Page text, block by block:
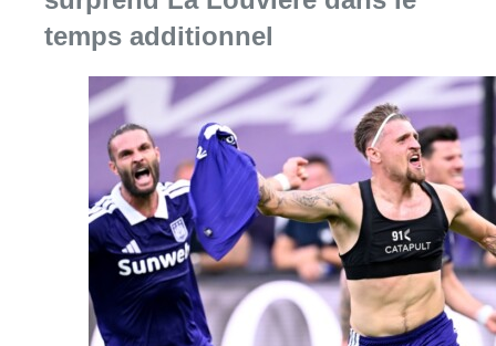
10 août 2026Consulter l'article "Jupiler Pro League :
Chaleur : 95% des maisons de
repos et hôpitaux doivent être
rénovés, selon Embuild